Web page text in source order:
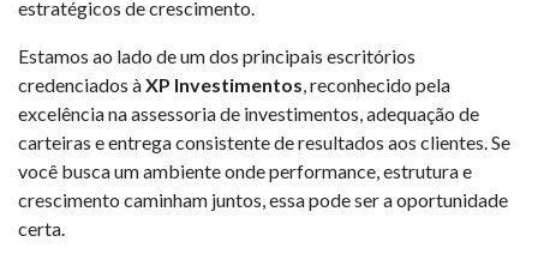
estratégicos de crescimento.
Estamos ao lado de um dos principais escritórios
credenciados àXP Investimentos, reconhecido pela
excelência na assessoria de investimentos, adequação de
carteiras e entrega consistente de resultados aos clientes. Se
você busca um ambiente onde performance, estrutura e
crescimento caminham juntos, essa pode ser a oportunidade
certa.